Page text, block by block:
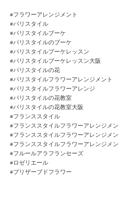
#フラワーアレンジメント
#パリスタイル
#パリスタイルブーケ
#パリスタイルのブーケ
#パリスタイルブーケレッスン
#パリスタイルブーケレッスン大阪
#パリスタイルの花
#パリスタイルフラワーアレンジメント
#パリスタイルフラワーアレンジ
#パリスタイルの花教室
#パリスタイルの花教室大阪
#フランススタイル
#フランススタイルフラワーアレンジメン
#フランススタイルフラワーアレンジメ
#フランススタイルフラワーアレンジメン
#フルールアラフランセーズ
#ロゼリエール
#プリザーブドフラワー